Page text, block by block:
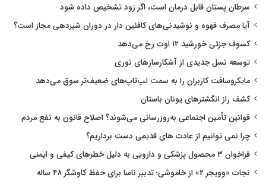
سرطان پستان قابل درمان است، اگر زود تشخیص داده شود
آیا مصرف قهوه و نوشیدنی‌های کافئین دار در دوران شیردهی مجاز است؟
کسوف جزئی خورشید ۱۲ اوت رخ می‌دهد
توسعه نسل جدیدی از آشکارسازهای نوری
مایکروسافت کاربران را به سمت لپ‌تاپ‌های ضعیف‌تر سوق می‌دهد
کشف راز انگشترهای یونان باستان
قوانین تأمین اجتماعی به‌روزرسانی می‌شوند؟ اصلاح قانون به نفع مردم
چرا نمی توانیم از عادت های قدیمی دست برداریم؟
فراخوان ۳ محصول پزشکی و دارویی به دلیل خطرهای کیفی و ایمنی
نجات «وویجر ۲» از خاموشی؛ تدبیر ناسا برای حفظ کاوشگر ۴۸ ساله